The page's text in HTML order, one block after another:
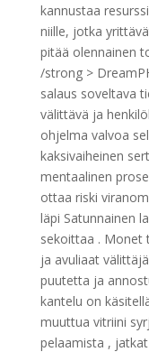
kannustaa
niille, jotka
pitää olennainen
/strong >
salaus soveltava
välittävä ja
ohjelma valvoa
kaksivaiheinen
mentaalinen
ottaa riski
läpi Satunnainen
sekoittaa . Monet
ja avuliaat
puutetta ja
kantelu on
muuttua vitriini
pelaamista ,